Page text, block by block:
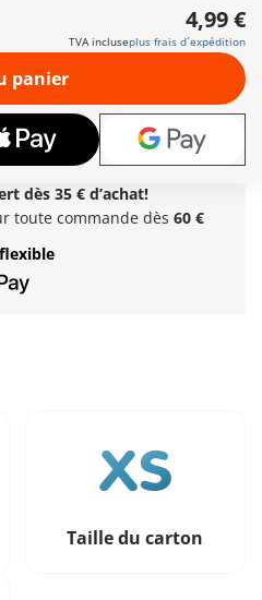
la fée des bois se promène
y cueillir des champignons.
des buissons – curieux,
un peu surprise, la fée
pour l’aider à trouver les
4 à 7 jours ouvrés
dès 35 € d’achat!
toute commande dès 60 €
4,99 €
TVA incluseplus frais d´expédition
panier
Taille du carton